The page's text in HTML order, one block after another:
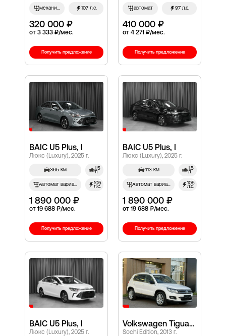
механич. 107 л.с.
320 000 ₽
от 3 333 ₽/мес.
Получить предложение
автомат 97 л.с.
410 000 ₽
от 4 271 ₽/мес.
Получить предложение
BAIC U5 Plus, I
Люкс (Luxury), 2025 г.
365 км 1.5
л.
Автомат вариатор 105
л.с.
1 890 000 ₽
от 19 688 ₽/мес.
Получить предложение
BAIC U5 Plus, I
Люкс (Luxury), 2025 г.
413 км 1.5
л.
Автомат вариатор 105
л.с.
1 890 000 ₽
от 19 688 ₽/мес.
Получить предложение
BAIC U5 Plus, I
Люкс (Luxury), 2025 г.
Volkswagen Tiguan, I Рестайлинг
Sochi Edition, 2013 г.